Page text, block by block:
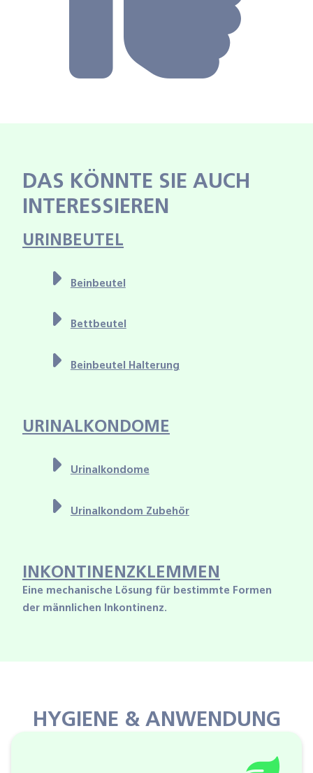
DAS KÖNNTE SIE AUCH
INTERESSIEREN
URINBEUTEL
Beinbeutel
Bettbeutel
Beinbeutel Halterung
URINALKONDOME
Urinalkondome
Urinalkondom Zubehör
INKONTINENZKLEMMEN
Eine mechanische Lösung für bestimmte Formen
der männlichen Inkontinenz.
HYGIENE & ANWENDUNG